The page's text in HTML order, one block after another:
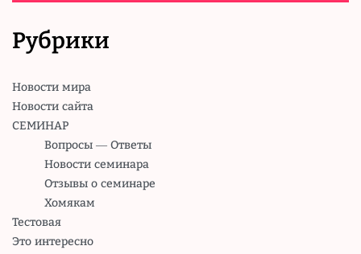
Рубрики
Новости мира
Новости сайта
СЕМИНАР
Вопросы — Ответы
Новости семинара
Отзывы о семинаре
Хомякам
Тестовая
Это интересно